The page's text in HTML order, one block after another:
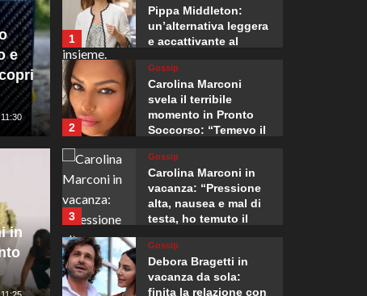
controlli alle
viaggiatori
e
in
1
Pippa Middleton:
un’alternativa leggera
e accattivante al
2
Gossip
Carolina Marconi
svela il terribile
momento in Pronto
Soccorso: “Temevo il
3
Gossip
Carolina Marconi in
vacanza: “Pressione
alta, nausea e mal di
testa, ho temuto il
Gossip
Debora Bragetti in
vacanza da sola:
finita la relazione con